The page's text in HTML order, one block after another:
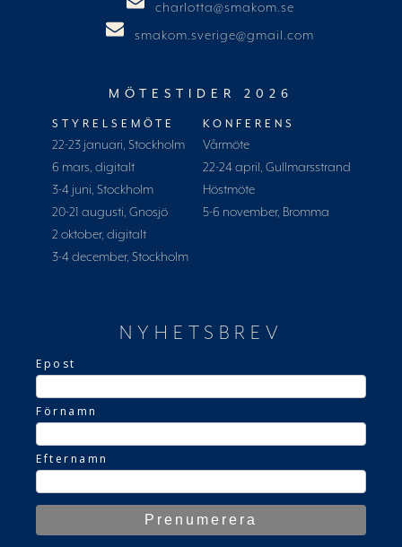
charlotta@smakom.se
smakom.sverige@gmail.com
MÖTESTIDER 2026
STYRELSEMÖTE
22-23 januari, Stockholm
6 mars, digitalt
3-4 juni, Stockholm
20-21 augusti, Gnosjö
2 oktober, digitalt
3-4 december, Stockholm
KONFERENS
Vårmöte
22-24 april, Gullmarsstrand
Höstmöte
5-6 november, Bromma
NYHETSBREV
Epost
Förnamn
Efternamn